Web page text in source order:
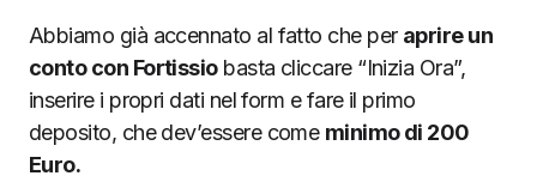
Abbiamo già accennato al fatto che per aprire un
conto con Fortissiobasta cliccare “Inizia Ora”,
inserire i propri dati nel form e fare il primo
deposito, che dev’essere come minimo di 200
Euro.